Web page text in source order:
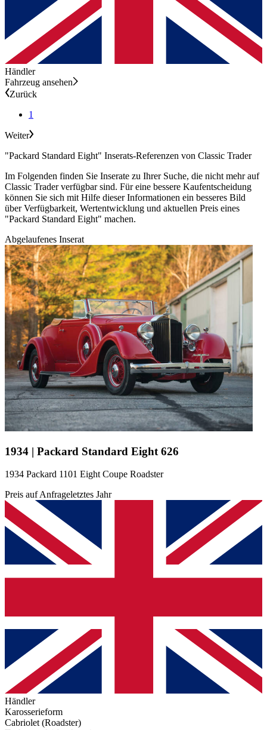
Händler
Fahrzeug ansehen
Zurück
1
Weiter
"Packard Standard Eight" Inserats-Referenzen von Classic Trader
Im Folgenden finden Sie Inserate zu Ihrer Suche, die nicht mehr auf
Classic Trader verfügbar sind. Für eine bessere Kaufentscheidung
können Sie sich mit Hilfe dieser Informationen ein besseres Bild
über Verfügbarkeit, Wertentwicklung und aktuellen Preis eines
"Packard Standard Eight" machen.
Abgelaufenes Inserat
1934 | Packard Standard Eight 626
1934 Packard 1101 Eight Coupe Roadster
Preis auf Anfrageletztes Jahr
Händler
Karosserieform
Cabriolet (Roadster)